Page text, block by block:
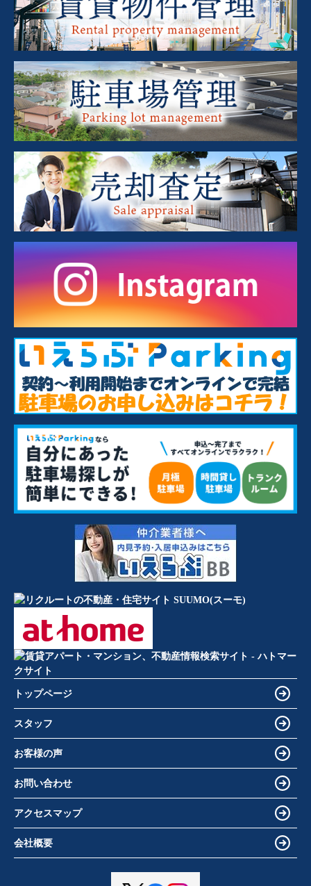
トップページ
スタッフ
お客様の声
お問い合わせ
アクセスマップ
会社概要